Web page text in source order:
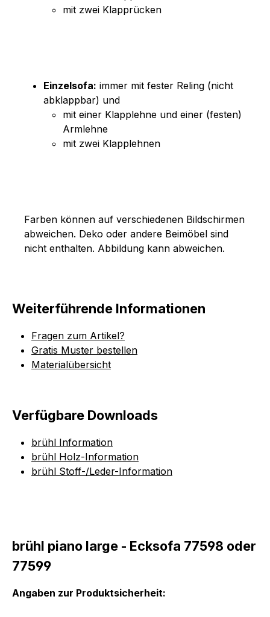
mit zwei Klapprücken
Einzelsofa: immer mit fester Reling (nicht
abklappbar) und
mit einer Klapplehne und einer (festen)
Armlehne
mit zwei Klapplehnen
Farben können auf verschiedenen Bildschirmen
abweichen. Deko oder andere Beimöbel sind
nicht enthalten. Abbildung kann abweichen.
Weiterführende Informationen
Fragen zum Artikel?
Gratis Muster bestellen
Materialübersicht
Verfügbare Downloads
brühl Information
brühl Holz-Information
brühl Stoff-/Leder-Information
brühl piano large - Ecksofa 77598 oder
77599
Angaben zur Produktsicherheit: